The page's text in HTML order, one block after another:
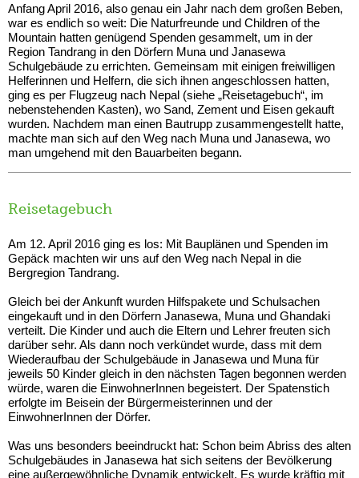
Anfang April 2016, also genau ein Jahr nach dem großen Beben,
war es endlich so weit: Die Naturfreunde und Children of the
Mountain hatten genügend Spenden gesammelt, um in der
Region Tandrang in den Dörfern Muna und Janasewa
Schulgebäude zu errichten. Gemeinsam mit einigen freiwilligen
Helferinnen und Helfern, die sich ihnen angeschlossen hatten,
ging es per Flugzeug nach Nepal (siehe „Reisetagebuch“, im
nebenstehenden Kasten), wo Sand, Zement und Eisen gekauft
wurden. Nachdem man einen Bautrupp zusammengestellt hatte,
machte man sich auf den Weg nach Muna und Janasewa, wo
man umgehend mit den Bauarbeiten begann.
Reisetagebuch
Am 12. April 2016 ging es los: Mit Bauplänen und Spenden im
Gepäck machten wir uns auf den Weg nach Nepal in die
Bergregion Tandrang.
Gleich bei der Ankunft wurden Hilfspakete und Schulsachen
eingekauft und in den Dörfern Janasewa, Muna und Ghandaki
verteilt. Die Kinder und auch die Eltern und Lehrer freuten sich
darüber sehr. Als dann noch verkündet wurde, dass mit dem
Wiederaufbau der Schulgebäude in Janasewa und Muna für
jeweils 50 Kinder gleich in den nächsten Tagen begonnen werden
würde, waren die EinwohnerInnen begeistert. Der Spatenstich
erfolgte im Beisein der Bürgermeisterinnen und der
EinwohnerInnen der Dörfer.
Was uns besonders beeindruckt hat: Schon beim Abriss des alten
Schulgebäudes in Janasewa hat sich seitens der Bevölkerung
eine außergewöhnliche Dynamik entwickelt. Es wurde kräftig mit